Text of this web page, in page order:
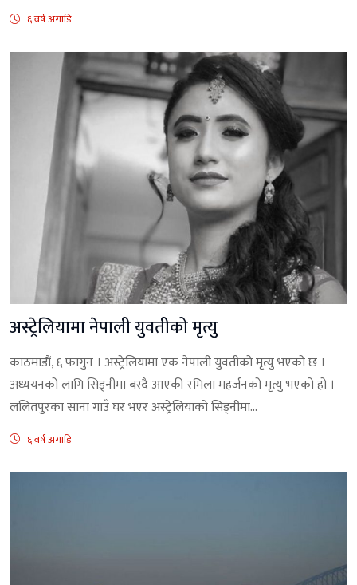
६ वर्ष अगाडि
अस्ट्रेलियामा नेपाली युवतीको मृत्यु
काठमाडौं, ६ फागुन । अस्ट्रेलियामा एक नेपाली युवतीको मृत्यु भएको छ ।
अध्ययनको लागि सिड्नीमा बस्दै आएकी रमिला महर्जनको मृत्यु भएको हो ।
ललितपुरका साना गाउँ घर भएर अस्ट्रेलियाको सिड्नीमा...
६ वर्ष अगाडि